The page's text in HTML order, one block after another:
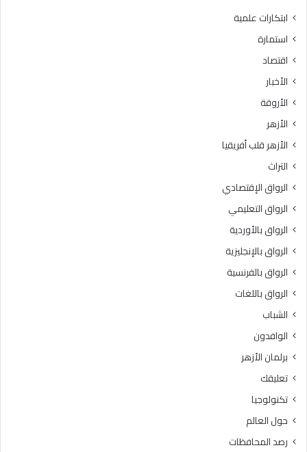
ابتكارات علمية
استمارة
اقتصاد
الأخبار
الأروقة
الأزهر
الأزهر قلب أفريقيا
التراث
الرواق الإقتصادي
الرواق التعليمي
الرواق بالأوردية
الرواق بالإنجليزية
الرواق بالفرنسية
الرواق باللغات
الشباب
الوافدون
برلمان الأزهر
تعليقك
تكنولوجيا
حول العالم
رصد المحافظات